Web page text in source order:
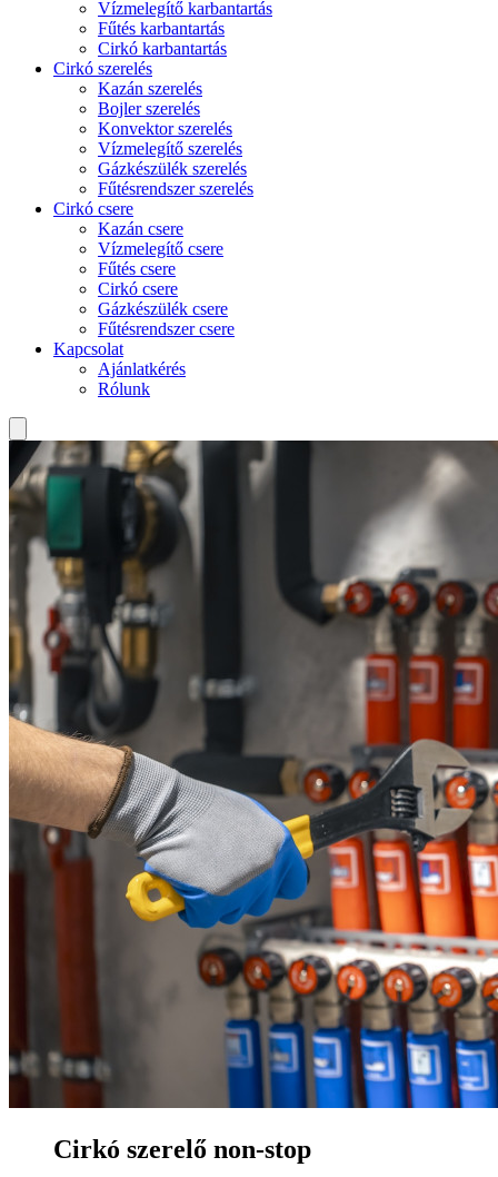
Vízmelegítő karbantartás
Fűtés karbantartás
Cirkó karbantartás
Cirkó szerelés
Kazán szerelés
Bojler szerelés
Konvektor szerelés
Vízmelegítő szerelés
Gázkészülék szerelés
Fűtésrendszer szerelés
Cirkó csere
Kazán csere
Vízmelegítő csere
Fűtés csere
Cirkó csere
Gázkészülék csere
Fűtésrendszer csere
Kapcsolat
Ajánlatkérés
Rólunk
Cirkó szerelő non-stop